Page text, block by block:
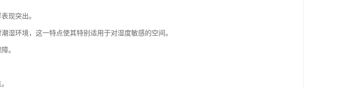
现突出。
湿环境，这一特点使其特别适用于对湿度敏感的空间。
。